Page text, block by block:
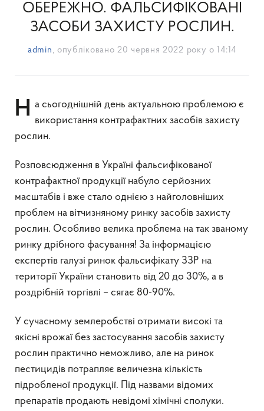
ОБЕРЕЖНО. ФАЛЬСИФІКОВАНІ
ЗАСОБИ ЗАХИСТУ РОСЛИН.
admin , опубліковано 20 червня 2022 року о 14:14
На сьогоднішній день актуальною проблемою є використання контрафактних засобів захисту
рослин.
Розповсюдження в Україні фальсифікованої
контрафактної продукції набуло серйозних
масштабів і вже стало однією з найголовніших
проблем на вітчизняному ринку засобів захисту
рослин. Особливо велика проблема на так званому
ринку дрібного фасування! За інформацією
експертів галузі ринок фальсифікату ЗЗР на
території України становить від 20 до 30%, а в
роздрібній торгівлі – сягає 80-90%.
У сучасному землеробстві отримати високі та
якісні врожаї без застосування засобів захисту
рослин практично неможливо, але на ринок
пестицидів потрапляє величезна кількість
підробленої продукції. Під назвами відомих
препаратів продають невідомі хімічні сполуки.